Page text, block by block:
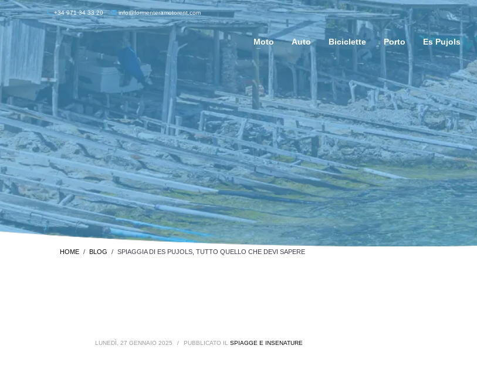
+34 971 34 33 20 info@formenteramotorent.com
Moto Auto Biciclette Porto Es Pujols
HOME BLOG SPIAGGIA DI ES PUJOLS, TUTTO QUELLO CHE DEVI SAPERE
LUNEDÌ, 27 GENNAIO 2025 / PUBBLICATO IL SPIAGGE E INSENATURE